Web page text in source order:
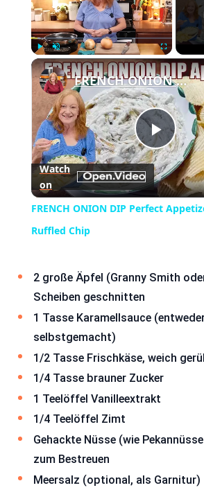
Play Unmute Fullscreen
Play
FRENCH ONION DIP Perfect Appetizer For Your Ruffled Chip
Watch
on
FRENCH ONION DIP Perfect
Ruffled Chip
2 große Äpfel (Granny Smith
Scheiben geschnitten
1 Tasse Karamellsauce
selbstgemacht)
1/2 Tasse Frischkäse, weich
1/4 Tasse brauner Zucker
1 Teelöffel Vanilleextrakt
1/4 Teelöffel Zimt
Gehackte Nüsse (wie
zum Bestreuen
Meersalz (optional, als Garnitur)